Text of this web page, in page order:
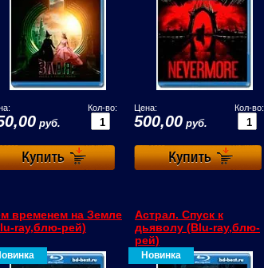
руб.
Кол-во: Цена:
500,00 руб.
Кол-во:
временем на Земле
ray,блю-рей)
Астрал. Спуск к
дьяволу (Blu-ray,блю-
рей)
Новинка